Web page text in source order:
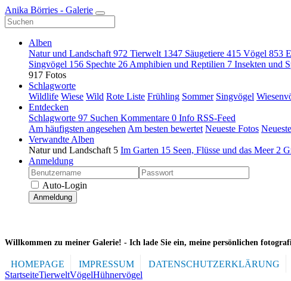
Anika Börries - Galerie
Alben
Natur und Landschaft 972 Tierwelt 1347 Säugetiere 415 Vögel 853
Singvögel 156 Spechte 26 Amphibien und Reptilien 7 Insekten und
917 Fotos
Schlagworte
Wildlife Wiese Wild Rote Liste Frühling Sommer Singvögel
Entdecken
Schlagworte 97 Suchen Kommentare 0 Info RSS-Feed
Am häufigsten angesehen Am besten bewertet Neueste Fotos
Verwandte Alben
Natur und Landschaft 5 Im Garten 15 Seen, Flüsse und das Meer 2
Anmeldung
Auto-Login
Anmeldung
Willkommen zu meiner Galerie! - Ich lade Sie ein, meine persönlichen
HOMEPAGE IMPRESSUM
DATENSCHUTZERKLÄRUNG
StartseiteTierweltVögelHühnervögel